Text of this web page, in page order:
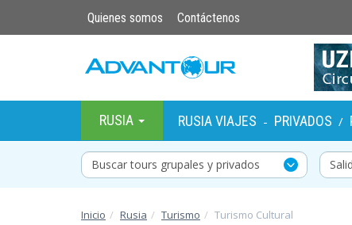
Quienes somos Contáctenos
RUSIA RUSIA VIAJES - PRIVADOS /
Buscar tours grupales y privados
Inicio Rusia Turismo Turismo Cultural